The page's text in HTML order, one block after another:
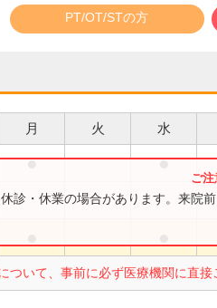
PT/OT/STの方
月 火 水
● ●
ついて、事前に必ず医療機関に直接
診・休業の場合があります。来院